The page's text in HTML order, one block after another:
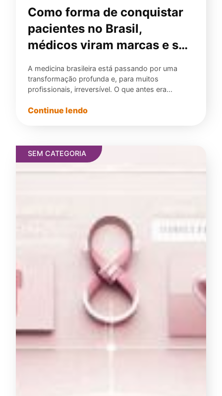
Como forma de conquistar
pacientes no Brasil,
médicos viram marcas e se
A medicina brasileira está passando por uma
transformação profunda e, para muitos
profissionais, irreversível. O que antes era...
Continue lendo
SEM CATEGORIA